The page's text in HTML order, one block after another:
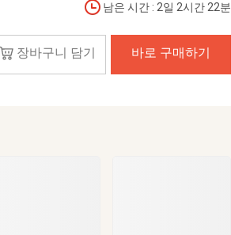
남은 시간 : 2일 2시간 22분
장바구니 담기 바로 구매하기